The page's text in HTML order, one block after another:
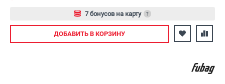
7 бонусов на карту ?
Авторизуйтесь
ДОБАВИТЬ В КОРЗИНУ